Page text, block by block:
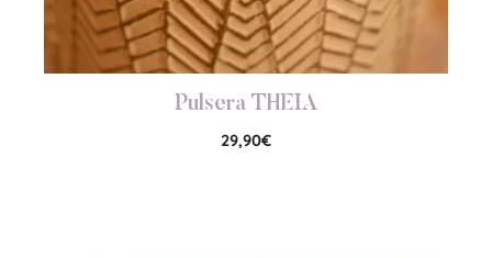
Pulsera THEIA
29,90€